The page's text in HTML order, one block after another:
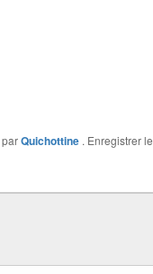
parQuichottine . Enregistrer le